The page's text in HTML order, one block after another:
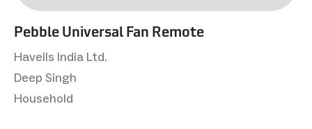
Pebble Universal Fan Remote
Havells India Ltd.
Deep Singh
Household